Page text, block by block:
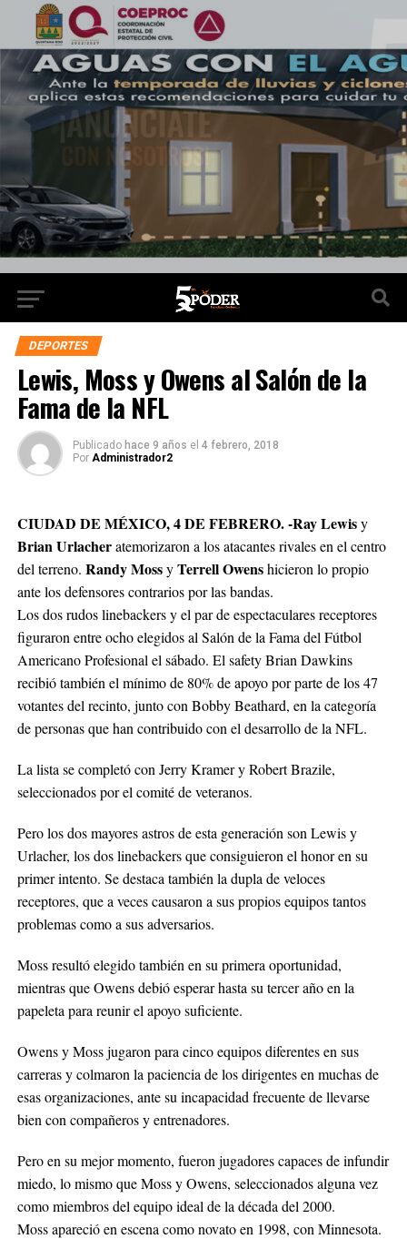
DEPORTES
Lewis, Moss y Owens al Salón de la
Fama de la NFL
Publicado hace 9 años el 4 febrero, 2018
Por Administrador2
CIUDAD DE MÉXICO, 4 DE FEBRERO. -Ray Lewisy
Brian Urlacheratemorizaron a los atacantes rivales en el centro
del terreno. Randy MossyTerrell Owenshicieron lo propio
ante los defensores contrarios por las bandas.
Los dos rudos linebackers y el par de espectaculares receptores
figuraron entre ocho elegidos al Salón de la Fama del Fútbol
Americano Profesional el sábado. El safety Brian Dawkins
recibió también el mínimo de 80% de apoyo por parte de los 47
votantes del recinto, junto con Bobby Beathard, en la categoría
de personas que han contribuido con el desarrollo de la NFL.
La lista se completó con Jerry Kramer y Robert Brazile,
seleccionados por el comité de veteranos.
Pero los dos mayores astros de esta generación son Lewis y
Urlacher, los dos linebackers que consiguieron el honor en su
primer intento. Se destaca también la dupla de veloces
receptores, que a veces causaron a sus propios equipos tantos
problemas como a sus adversarios.
Moss resultó elegido también en su primera oportunidad,
mientras que Owens debió esperar hasta su tercer año en la
papeleta para reunir el apoyo suficiente.
Owens y Moss jugaron para cinco equipos diferentes en sus
carreras y colmaron la paciencia de los dirigentes en muchas de
esas organizaciones, ante su incapacidad frecuente de llevarse
bien con compañeros y entrenadores.
Pero en su mejor momento, fueron jugadores capaces de infundir
miedo, lo mismo que Moss y Owens, seleccionados alguna vez
como miembros del equipo ideal de la década del 2000.
Moss apareció en escena como novato en 1998, con Minnesota.